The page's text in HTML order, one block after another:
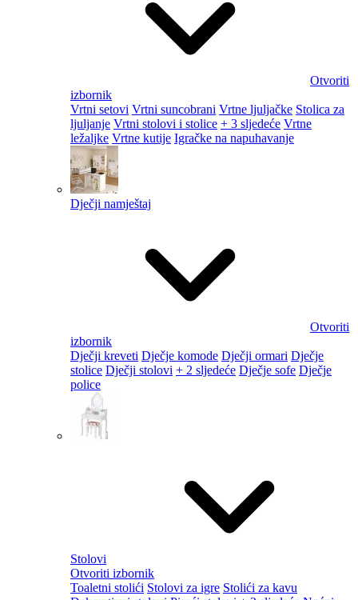
Otvoriti
izbornik
Vrtni setovi Vrtni suncobrani Vrtne ljuljačke Stolica za
ljuljanje Vrtni stolovi i stolice + 3 sljedeće Vrtne
ležaljke Vrtne kutije Igračke na napuhavanje
Dječji namještaj
Otvoriti
izbornik
Dječji kreveti Dječje komode Dječji ormari Dječje
stolice Dječji stolovi + 2 sljedeće Dječje sofe Dječje
police
Stolovi
Otvoriti izbornik
Toaletni stolići Stolovi za igre Stolići za kavu